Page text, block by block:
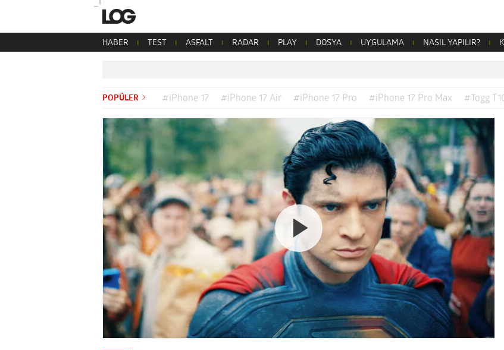
HABER TEST ASFALT RADAR PLAY DOSYA UYGULAMA NASIL YAPILIR?
POPÜLER #iPhone 17 #iPhone 17 Air #iPhone 17 Pro #iPhone 17 Pro Max #Togg